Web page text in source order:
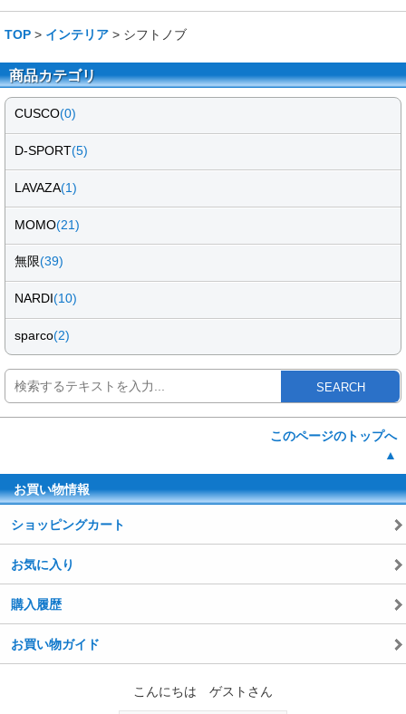
TOP > インテリア > シフトノブ
商品カテゴリ
CUSCO(0)
D-SPORT(5)
LAVAZA(1)
MOMO(21)
無限(39)
NARDI(10)
sparco(2)
SEARCH
このページのトップへ
▲
お買い物情報
ショッピングカート
お気に入り
購入履歴
お買い物ガイド
こんにちは ゲストさん